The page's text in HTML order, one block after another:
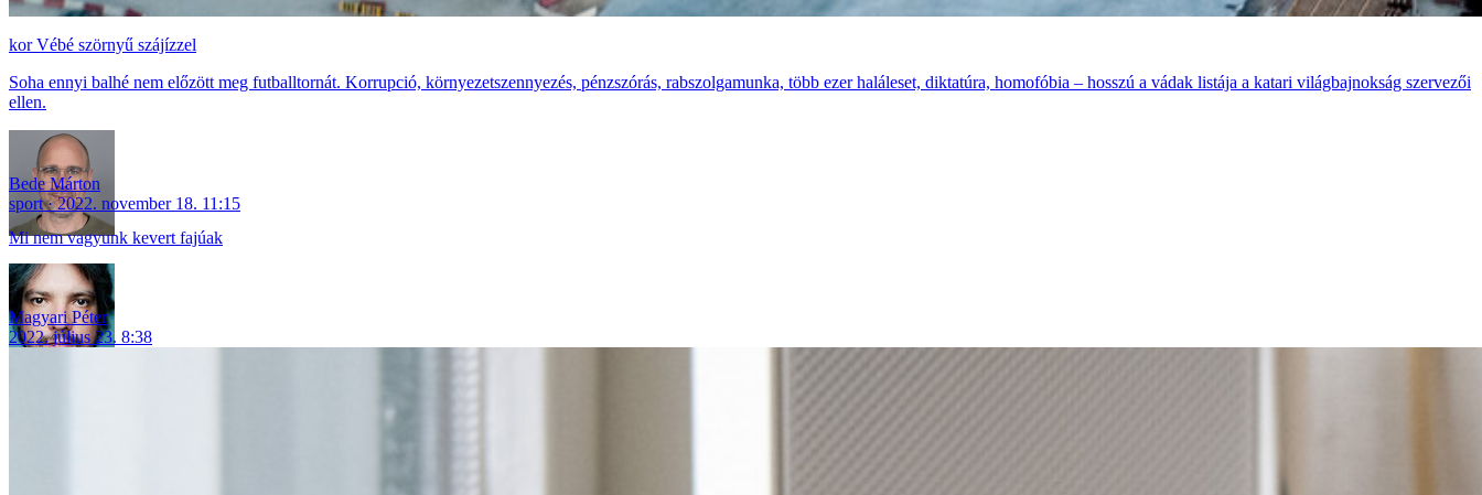
Vébé szörnyű szájízzel
Soha ennyi balhé nem előzött meg futballtornát. Korrupció, környezetszennyezés, pénzszórás, rabszolgamunka, több ezer haláleset, diktatúra, homofóbia – hosszú a vádak listája a katari világbajnokság szervezői
ellen.
Bede Márton
sport
2022. november 18. 11:15
Mi nem vagyunk kevert fajúak
Magyari Péter
2022. július 23. 8:38